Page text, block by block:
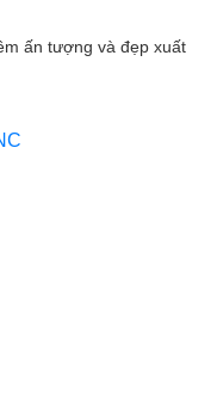
ấn tượng và đẹp xuất